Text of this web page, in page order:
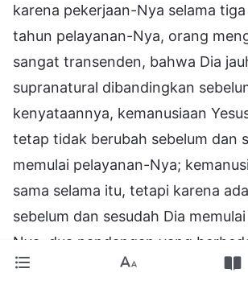
karena pekerjaan-Nya selama
tahun pelayanan-Nya, orang
sangat transenden, bahwa Dia
supranatural dibandingkan
kenyataannya, kemanusiaan
tetap tidak berubah sebelum dan
memulai pelayanan-Nya;
sama selama itu, tetapi karena
sebelum dan sesudah Dia
Nya, dua pandangan yang
daging-Nya pun muncul. Apa pun